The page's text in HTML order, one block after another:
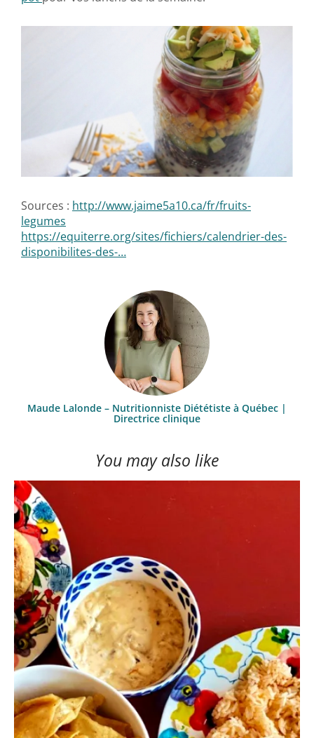
Sources : http://www.jaime5a10.ca/fr/fruits-
legumes
https://equiterre.org/sites/fichiers/calendrier-des-
disponibilites-des-…
Maude Lalonde – Nutritionniste Diététiste à Québec |
Directrice clinique
You may also like